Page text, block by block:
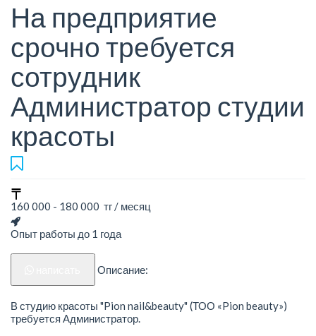
На предприятие
срочно требуется
сотрудник
Администратор студии
красоты
160 000 - 180 000 тг / месяц
Опыт работы до 1 года
Описание:
В студию красоты "Pion nail&beauty" (ТОО «Pion beauty»)
требуется Администратор.